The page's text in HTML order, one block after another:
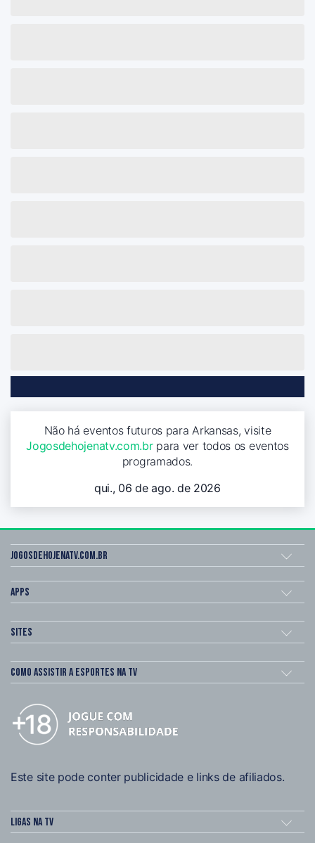
Não há eventos futuros para Arkansas, visite
Jogosdehojenatv.com.brpara ver todos os eventos
programados.
qui., 06 de ago. de 2026
Jogosdehojenatv.com.br
Apps
Sites
Como assistir a esportes na TV
Este site pode conter publicidade e links de afiliados.
Ligas na TV